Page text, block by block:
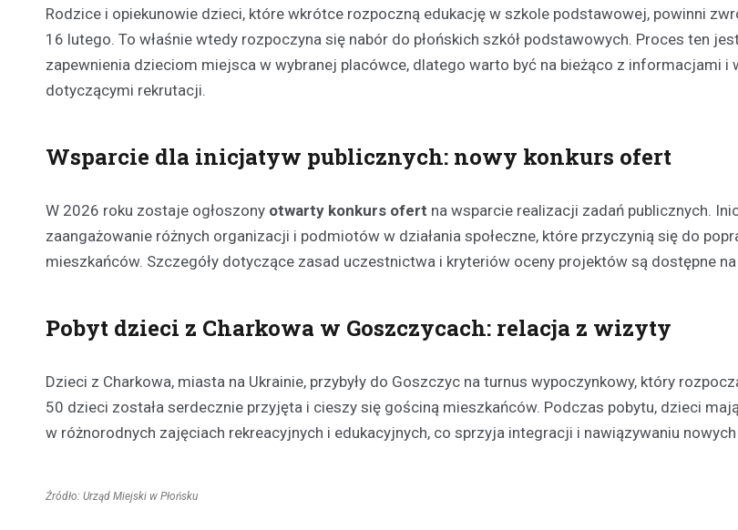
Rodzice i opiekunowie dzieci, które wkrótce rozpoczną edukację w szkole podstawowej, powinni
16 lutego. To właśnie wtedy rozpoczyna się nabór do płońskich szkół podstawowych. Proces ten
zapewnienia dzieciom miejsca w wybranej placówce, dlatego warto być na bieżąco z informacjami i
dotyczącymi rekrutacji.
Wsparcie dla inicjatyw publicznych: nowy konkurs ofert
W 2026 roku zostaje ogłoszony otwarty konkurs ofert na wsparcie realizacji zadań publicznych.
zaangażowanie różnych organizacji i podmiotów w działania społeczne, które przyczynią się do
mieszkańców. Szczegóły dotyczące zasad uczestnictwa i kryteriów oceny projektów są dostępne
Pobyt dzieci z Charkowa w Goszczycach: relacja z wizyty
Dzieci z Charkowa, miasta na Ukrainie, przybyły do Goszczyc na turnus wypoczynkowy, który
50 dzieci została serdecznie przyjęta i cieszy się gościną mieszkańców. Podczas pobytu, dzieci
w różnorodnych zajęciach rekreacyjnych i edukacyjnych, co sprzyja integracji i nawiązywaniu
Źródło: Urząd Miejski w Płońsku
Aktualności
Odnowienie
Dnia 9 grudnia,
tego dnia,
zgromadzili się na…